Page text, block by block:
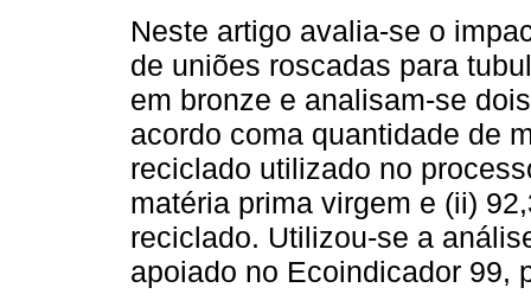
Neste artigo avalia-se o
de uniões roscadas para
em bronze e analisam-se
acordo coma quantidade de
reciclado utilizado no
matéria prima virgem e (ii)
reciclado. Utilizou-se a
apoiado no Ecoindicador 99,